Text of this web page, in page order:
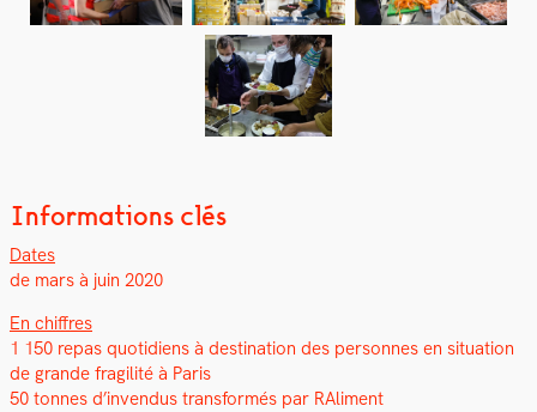
Informations clés
Dates
de mars à juin 2020
En chiffres
1 150 repas quo­ti­di­ens à des­ti­na­tion des per­son­nes en sit­u­a­tion
de grande fragilité à Paris
50 tonnes d’invendus trans­for­més par RAl­i­ment